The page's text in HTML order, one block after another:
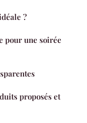
?
pour une soirée
proposés et